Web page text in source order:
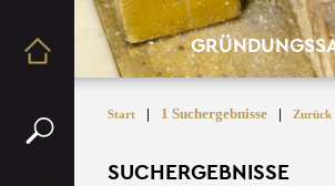
Start | 1 Suchergebnisse | Zurück
SUCHERGEBNISSE